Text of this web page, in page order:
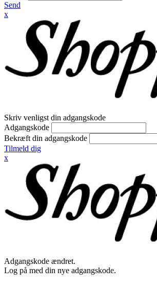
Send
x
Skriv venligst din adgangskode
Adgangskode
Bekræft din adgangskode
Tilmeld dig
x
Adgangskode ændret.
Log på med din nye adgangskode.